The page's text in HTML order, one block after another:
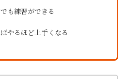
も練習ができる
やるほど上手くなる